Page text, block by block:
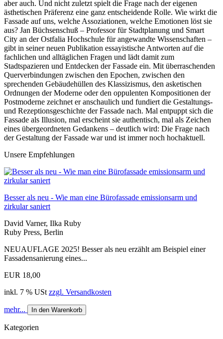
aber auch. Und nicht zuletzt spielt die Frage nach der eigenen
ästhetischen Präferenz eine ganz entscheidende Rolle. Wie wirkt die
Fassade auf uns, welche Assoziationen, welche Emotionen löst sie
aus? Jan Büchsenschuß – Professor für Stadtplanung und Smart
City an der Ostfalia Hochschule für angewandte Wissenschaften –
gibt in seiner neuen Publikation essayistische Antworten auf die
fachlichen und alltäglichen Fragen und lädt damit zum
Stadtspazieren und Entdecken der Fassade ein. Mit überraschenden
Querverbindungen zwischen den Epochen, zwischen den
sprechenden Gebäudehüllen des Klassizismus, den asketischen
Ordnungen der Moderne oder den oppulenten Kompositionen der
Postmoderne zeichnet er anschaulich und fundiert die Gestaltungs-
und Rezeptionsgeschichte der Fassade nach. Mal entpuppt sich die
Fassade als Illusion, mal erscheint sie authentisch, mal als Zeichen
eines übergeordneten Gedankens – deutlich wird: Die Frage nach
der Gestaltung der Fassade war und ist immer noch hochaktuell.
Unsere Empfehlungen
Besser als neu - Wie man eine Bürofassade emissionsarm und
zirkular saniert
David Varner, Ilka Ruby
Ruby Press, Berlin
NEUAUFLAGE 2025! Besser als neu erzählt am Beispiel einer
Fassadensanierung eines...
EUR 18,00
inkl. 7 % USt zzgl. Versandkosten
mehr... In den Warenkorb
Kategorien